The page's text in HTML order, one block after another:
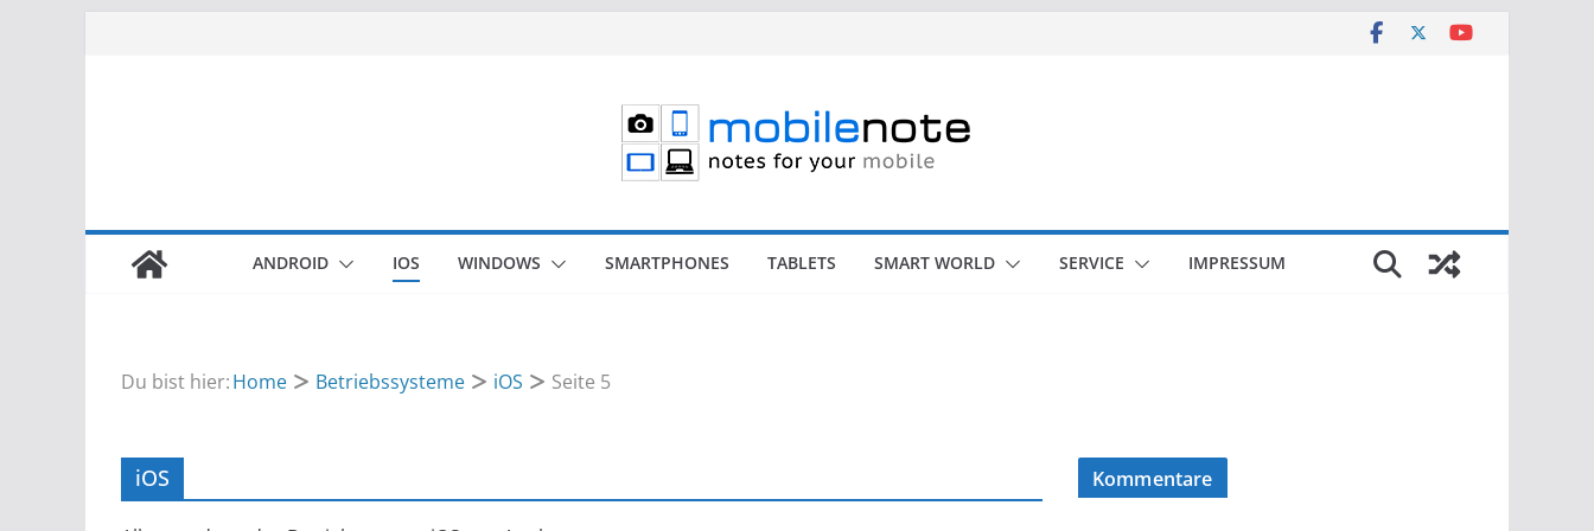
ANDROID IOS WINDOWS SMARTPHONES TABLETS SMART WORLD SERVICE IMPRESSUM
Du bist hier:Home Betriebssysteme iOS Seite 5
iOS Kommentare